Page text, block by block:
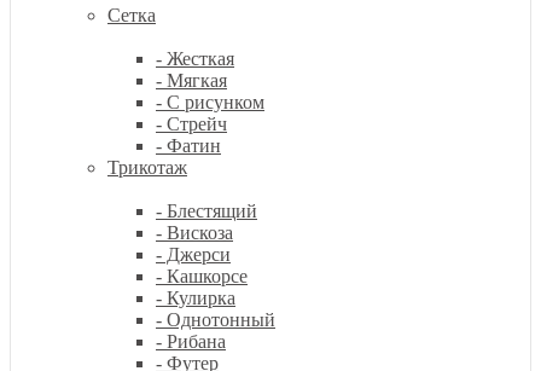
Сетка
- Жесткая
- Мягкая
- С рисунком
- Стрейч
- Фатин
Трикотаж
- Блестящий
- Вискоза
- Джерси
- Кашкорсе
- Кулирка
- Однотонный
- Рибана
- Футер